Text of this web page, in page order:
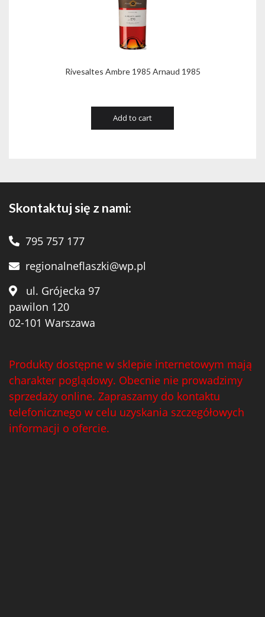
Rivesaltes Ambre 1985 Arnaud 1985
Add to cart
Skontaktuj się z nami:
795 757 177
regionalneflaszki@wp.pl
ul. Grójecka 97
pawilon 120
02-101 Warszawa
Produkty dostępne w sklepie internetowym mają
charakter poglądowy. Obecnie nie prowadzimy
sprzedaży online. Zapraszamy do kontaktu
telefonicznego w celu uzyskania szczegółowych
informacji o ofercie.